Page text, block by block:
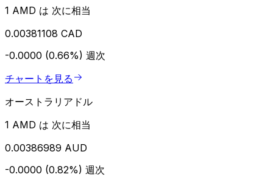
1 AMD は 次に相当
0.00381108 CAD
-0.0000 (0.66%) 週次
チャートを見る
オーストラリアドル
1 AMD は 次に相当
0.00386989 AUD
-0.0000 (0.82%) 週次